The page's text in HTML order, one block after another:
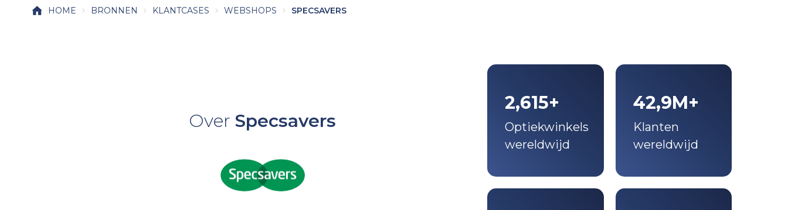
HOME BRONNEN KLANTCASES WEBSHOPS SPECSAVERS
OverSpecsavers
2,615+
Optiekwinkels
wereldwijd
42,9M+
Klanten
wereldwijd